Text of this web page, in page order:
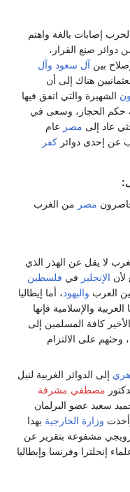
إصابات بالغة واهتم
دوائر صنع القرار،
بين آل سعود وآل
هناك إلى أن
الشهيرة والتي اتفق فيها
حكم الحجاز، وسعى في
عاد إلى مصر عام
عن إحدى دوائر كفر
مصر من الغرب
لا يقل عن الهذر الذي
الإنجليز في فلسطين
العرب واليهود، أما إيطاليا
والإسلامية فإنها
كافة المسلمين إلى
على الالتزام
إلى الدوائر الغربية لنيل
مصطفي مشرفة
سعيد عضو البرلمان
وزارة الخارجية بهذا
مشفوعة بتقرير عن
إنجلترا وفرنسا وإيطاليا